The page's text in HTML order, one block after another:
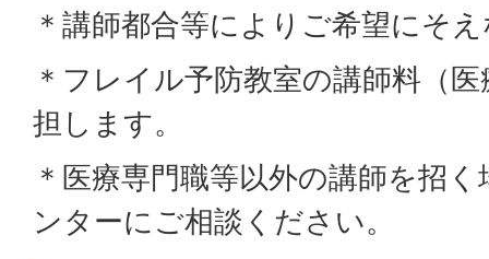
＊講師都合等によりご希望にそ
＊フレイル予防教室の講師料（
担します。
＊医療専門職等以外の講師を招
ンターにご相談ください。